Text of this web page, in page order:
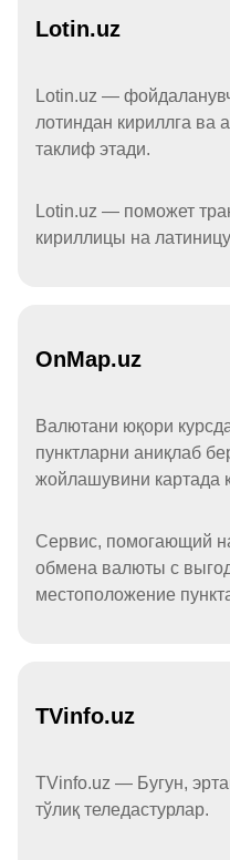
Lotin.uz
Lotin.uz —
лотиндан кириллга ва
таклиф этади.
Lotin.uz — поможет
кириллицы на
OnMap.uz
Валютани юқори
пунктларни аниқлаб
жойлашувини картада
Сервис, помогающий
обмена валюты с
местоположение
TVinfo.uz
TVinfo.uz — Бугун,
тўлиқ теледастурлар.